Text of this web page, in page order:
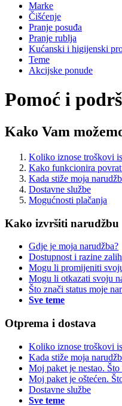
Marke
Čišćenje
Pranje posuđa
Pranje rublja
Kućanski i higijenski
Teme
Akcijske ponude
Pomoć i
Kako Vam
Koliko iznose troškovi
Kako funkcionira
Kada stiže moja
Dostavne službe
Mogućnosti plačanja
Kako izvršiti narudžbu
Gdje je moja narudžba?
Dostupnost i razine
Mogu li promijeniti
Mogu li otkazati svoju
Što znači status moje
Sve teme
Otprema i dostava
Koliko iznose troškovi
Kada stiže moja
Moj paket je nestao.
Moj paket je oštećen.
Dostavne službe
Sve teme